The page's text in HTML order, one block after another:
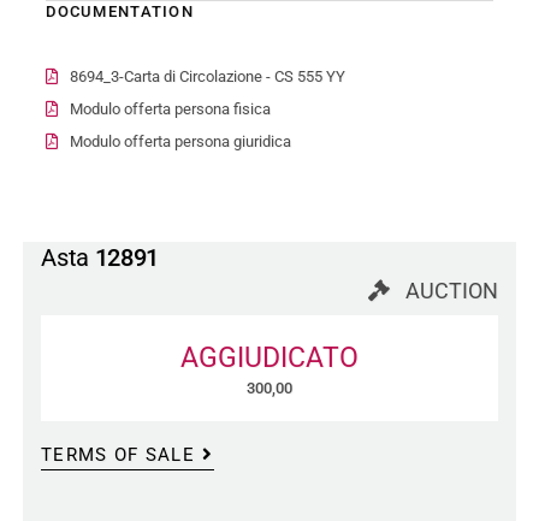
DOCUMENTATION
8694_3-Carta di Circolazione - CS 555 YY
Modulo offerta persona fisica
Modulo offerta persona giuridica
Asta 12891
AUCTION
AGGIUDICATO
300,00
TERMS OF SALE